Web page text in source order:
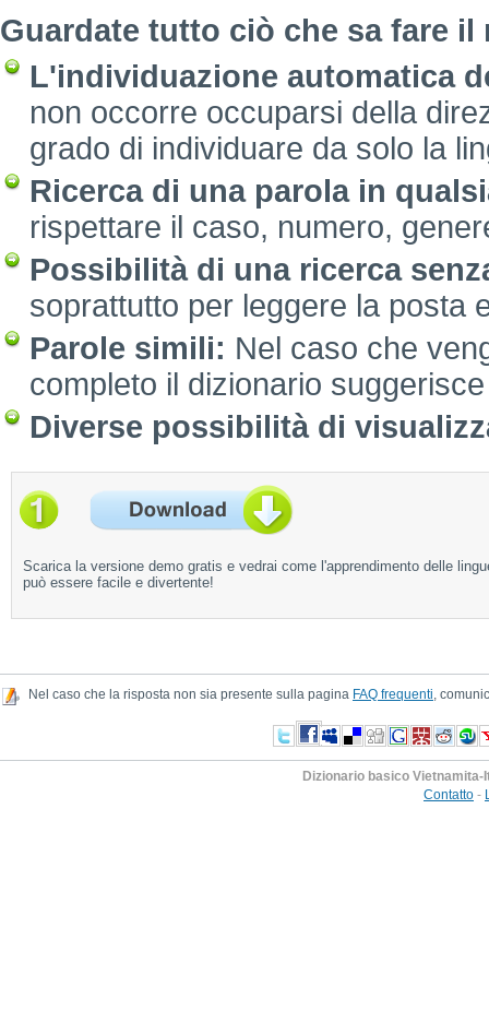
Guardate tutto ciò che sa fare
L'individuazione automatica
non occorre occuparsi della
grado di individuare da solo la
Ricerca di una parola in
rispettare il caso, numero,
Possibilità di una ricerca
soprattutto per leggere la posta
Parole simili: Nel caso che
completo il dizionario
Diverse possibilità di
Scarica la versione demo gratis e vedrai come l'apprendimento delle
può essere facile e divertente!
Nel caso che la risposta non sia presente sulla pagina FAQ frequenti,
Dizionario basico Vietnamita-
Contatto -